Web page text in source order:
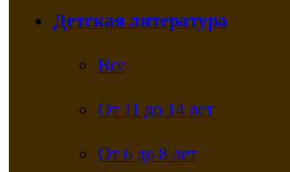
Детская литература
Все
От 11 до 14 лет
От 6 до 8 лет